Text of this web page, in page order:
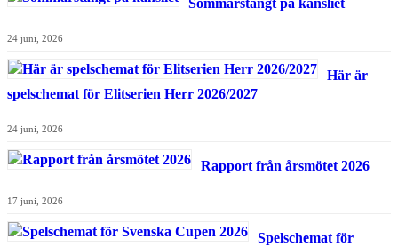
Sommarstängt på kansliet
24 juni, 2026
Här är
spelschemat för Elitserien Herr 2026/2027
24 juni, 2026
Rapport från årsmötet 2026
17 juni, 2026
Spelschemat för